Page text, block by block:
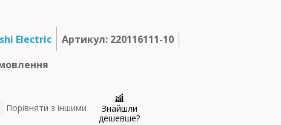
Electric
Артикул: 220116111-10
Порівняти з іншими
Знайшли
дешевше?